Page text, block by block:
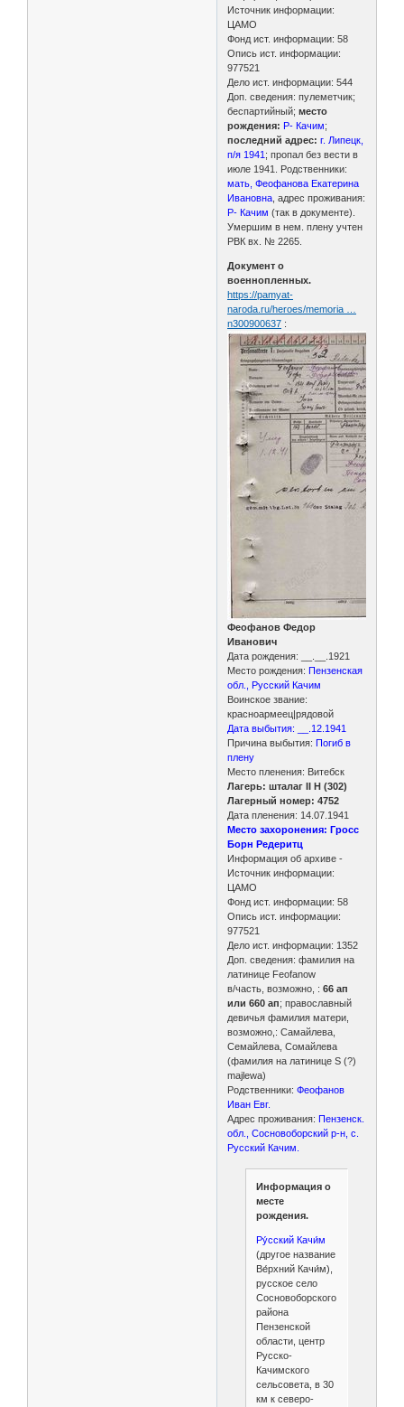
Источник информации:
ЦАМО
Фонд ист. информации: 58
Опись ист. информации:
977521
Дело ист. информации: 544
Доп. сведения: пулеметчик;
беспартийный;место
рождения: Р- Качим;
последний адрес: г. Липецк,
п/я 1941 ; пропал без вести в
июле 1941. Родственники:
мать, Феофанова Екатерина
Ивановна , адрес проживания:
Р- Качим (так в документе).
Умершим в нем. плену учтен
РВК вх. № 2265.
Документ о
военнопленных.
https://pamyat-
naroda.ru/heroes/memoria …
n300900637 :
Феофанов Федор
Иванович
Дата рождения: __.__.1921
Место рождения:Пензенская
обл., Русский Качим
Воинское звание:
красноармеец|рядовой
Дата выбытия: __.12.1941
Причина выбытия: Погиб в
плену
Место пленения: Витебск
Лагерь: шталаг II H (302)
Лагерный номер: 4752
Дата пленения: 14.07.1941
Место захоронения: Гросс
Борн Редеритц
Информация об архиве -
Источник информации:
ЦАМО
Фонд ист. информации: 58
Опись ист. информации:
977521
Дело ист. информации: 1352
Доп. сведения: фамилия на
латинице Feofanow
в/часть, возможно, :66 ап
или 660 ап; православный
девичья фамилия матери,
возможно,: Самайлева,
Семайлева, Сомайлева
(фамилия на латинице S (?)
majlewa)
Родственники:Феофанов
Иван Евг.
Адрес проживания:Пензенск.
обл., Сосновоборский р-н, с.
Русский Качим.
Информация о
месте
рождения.
Ру́сский Качи́м
(другое название
Ве́рхний Качи́м),
русское село
Coсновоборского
района
Пензенской
области, центр
Русско-
Качимского
сельсовета, в 30
км к северо-